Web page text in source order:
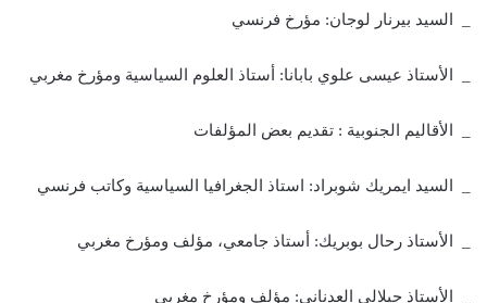
_ السيد بيرنار لوجان: مؤرخ فرنسي
_ الأستاذ عيسى علوي بابانا: أستاذ العلوم السياسية ومؤرخ مغربي
_ الأقاليم الجنوبية : تقديم بعض المؤلفات
_ السيد ايمريك شوبراد: استاذ الجغرافيا السياسية وكاتب فرنسي
_ الأستاذ رحال بوبريك: أستاذ جامعي، مؤلف ومؤرخ مغربي
_ الأستاذ جيلالي العدناني: مؤلف ومؤرخ مغربي